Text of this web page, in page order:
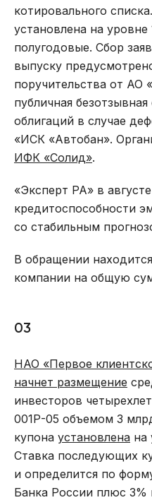
котировального
установлена на
полугодовые. Сбор
выпуску
поручительства от АО
публичная
облигаций в случае
«ИСК «Автобан».
ИФК «Солид».
«Эксперт РА» в
кредитоспособности
со стабильным
В обращении
компании на общую
03
НАО «Первое
начнет размещение
инвесторов
001Р-05 объемом 3
купона установлена на
Ставка последующих
и определится по
Банка России плюс 3%